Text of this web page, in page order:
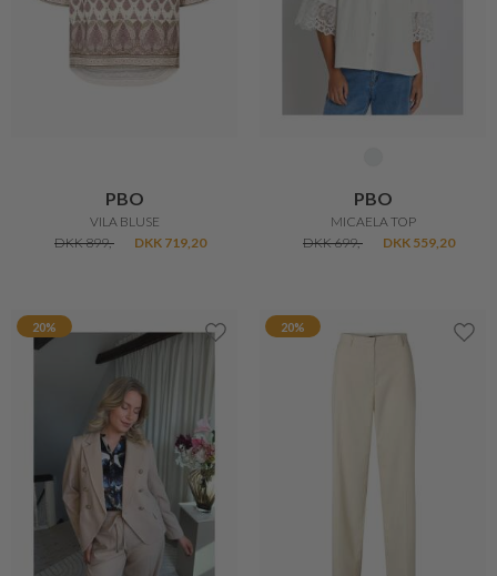
PBO
VILA BLUSE
DKK 899,-
DKK 719,20
PBO
MICAELA TOP
DKK 699,-
DKK 559,20
20% 20%